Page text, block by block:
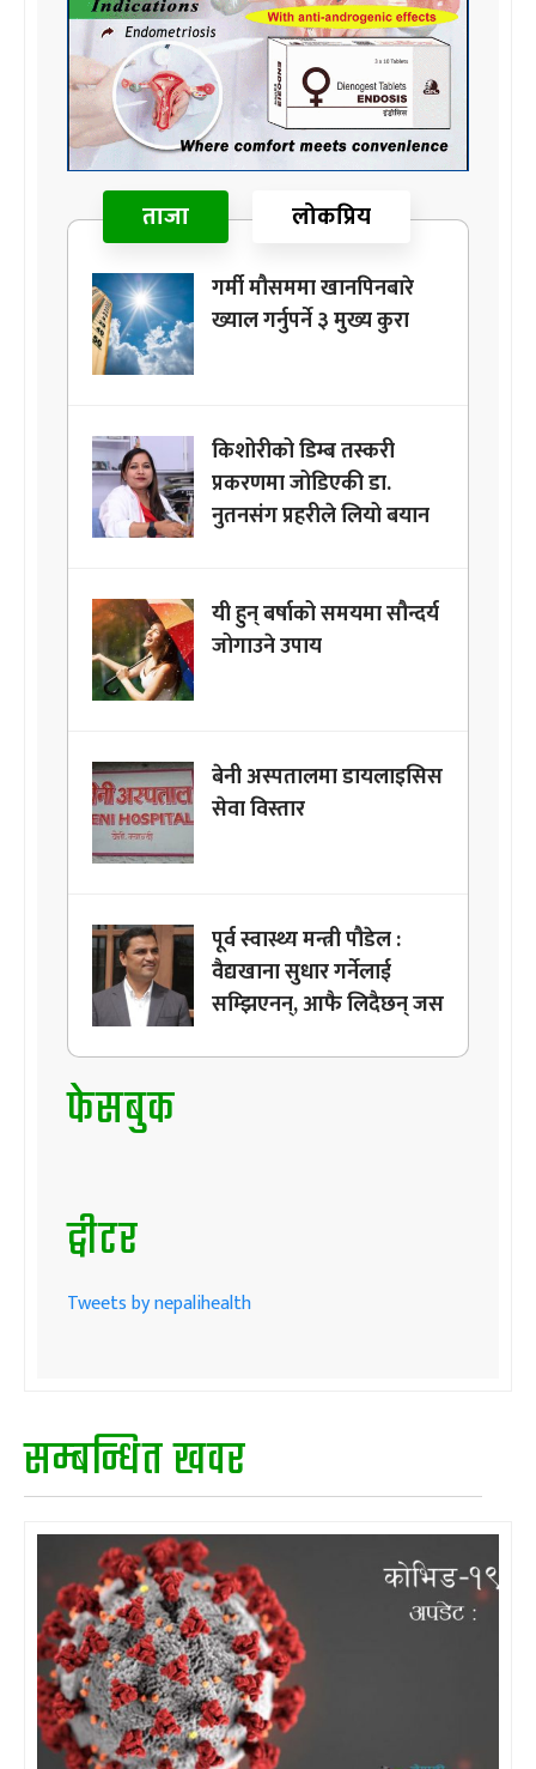
ताजा लोकप्रिय
गर्मी मौसममा खानपिनबारे
ख्याल गर्नुपर्ने ३ मुख्य कुरा
किशोरीको डिम्ब तस्करी
प्रकरणमा जोडिएकी डा.
नुतनसंग प्रहरीले लियो बयान
यी हुन् बर्षाको समयमा सौन्दर्य
जोगाउने उपाय
बेनी अस्पतालमा डायलाइसिस
सेवा विस्तार
पूर्व स्वास्थ्य मन्त्री पौडेल :
वैद्यखाना सुधार गर्नेलाई
सम्झिएनन्, आफै लिदैछन् जस
फेसबुक
ट्वीटर
Tweets by nepalihealth
सम्बन्धित खवर